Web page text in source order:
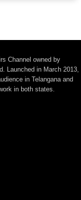
Channel owned by
Launched in March 2013,
in Telangana and
in both states.